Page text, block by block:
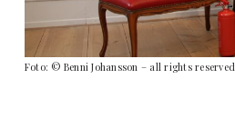
Foto: © Benni Johansson – all rights reserved